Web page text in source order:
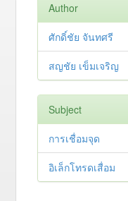
Author
ศักดิ์ชัย จันทศรี
สญชัย เข็มเจริญ
Subject
การเชื่อมจุด
อิเล็กโทรดเสื่อม